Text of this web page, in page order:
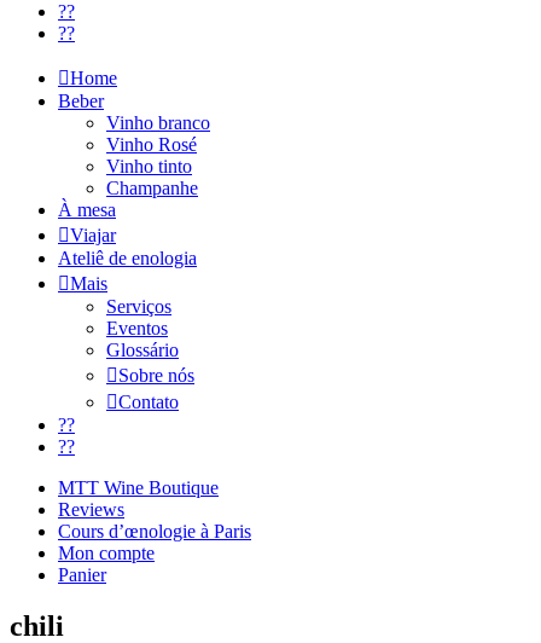
??
??
Home
Beber
Vinho branco
Vinho Rosé
Vinho tinto
Champanhe
À mesa
Viajar
Ateliê de enologia
Mais
Serviços
Eventos
Glossário
Sobre nós
Contato
??
??
MTT Wine Boutique
Reviews
Cours d’œnologie à Paris
Mon compte
Panier
chili